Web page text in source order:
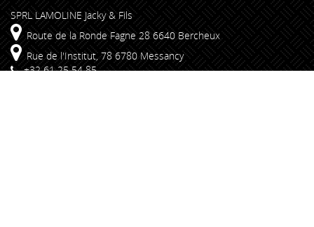
SPRL LAMOLINE Jacky & Fils
Route de la Ronde Fagne 28 6640 Bercheux
Rue de l'Institut, 78 6780 Messancy
+32 61 25 54 85